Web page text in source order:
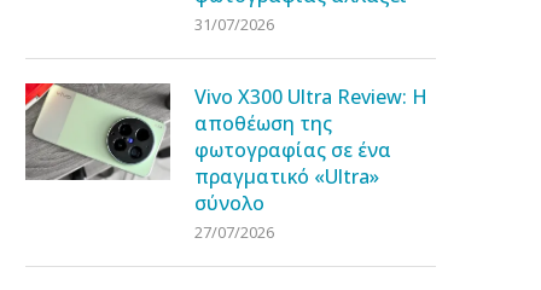
31/07/2026
Vivo X300 Ultra Review: Η
αποθέωση της
φωτογραφίας σε ένα
πραγματικό «Ultra»
σύνολο
27/07/2026